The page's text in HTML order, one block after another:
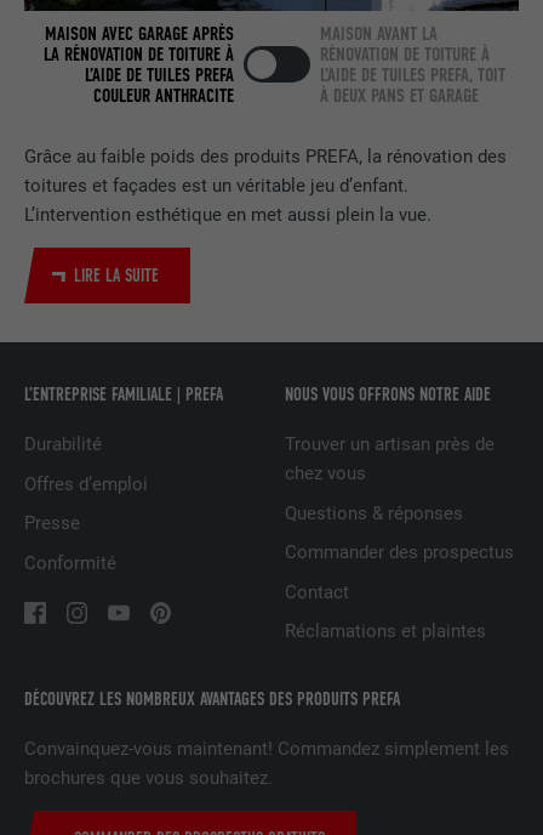
Grâce au faible poids des produits PREFA, la rénovation des
toitures et façades est un véritable jeu d’enfant.
L’intervention esthétique en met aussi plein la vue.
LIRE LA SUITE
MAISON AVEC GARAGE APRÈS
LA RÉNOVATION DE TOITURE À
L’AIDE DE TUILES PREFA
COULEUR ANTHRACITE
MAISON AVANT LA
RÉNOVATION DE TOITURE À
L’AIDE DE TUILES PREFA, TOIT
À DEUX PANS ET GARAGE
DÉCOUVREZ LES NOMBREUX AVANTAGES DES PRODUITS PREFA
Convainquez-vous maintenant! Commandez simplement les
brochures que vous souhaitez.
L’ENTREPRISE FAMILIALE | PREFA
Durabilité
Offres d’emploi
Presse
Conformité
NOUS VOUS OFFRONS NOTRE AIDE
Trouver un artisan près de
chez vous
Questions & réponses
Commander des prospectus
Contact
Réclamations et plaintes
UTILITÉ
LinkedIn pour suivre l'utilisation de
services intégrés.
FOURNISSEUR LinkedIn
2 ans
services intégrés
FOURNISSEUR
EXPIRATION
UTILITÉ
Est utilisé pour suivre l'utilisateur sur
la publicité adaptée aux préférences de
NOM lidc